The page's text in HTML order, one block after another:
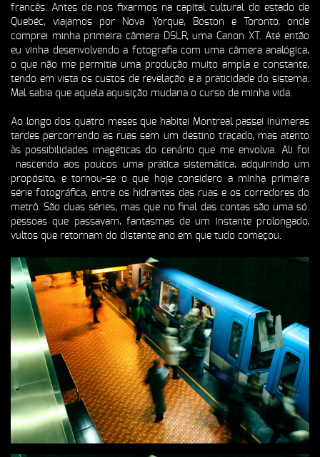
francês. Antes de nos fixarmos na capital cultural do estado de
Quebéc, viajamos por Nova Yorque, Boston e Toronto, onde
comprei minha primeira câmera DSLR, uma Canon XT. Até então
eu vinha desenvolvendo a fotografia com uma câmera analógica,
o que não me permitia uma produção muito ampla e constante,
tendo em vista os custos de revelação e a praticidade do sistema.
Mal sabia que aquela aquisição mudaria o curso de minha vida.
Ao longo dos quatro meses que habitei Montreal passei inúmeras
tardes percorrendo as ruas sem um destino traçado, mas atento
às possibilidades imagéticas do cenário que me envolvia. Ali foi
nascendo aos poucos uma prática sistemática, adquirindo um
propósito, e tornou-se o que hoje considero a minha primeira
série fotográfica, entre os hidrantes das ruas e os corredores do
metrô. São duas séries, mas que no final das contas são uma só:
pessoas que passavam, fantasmas de um instante prolongado,
vultos que retornam do distante ano em que tudo começou.